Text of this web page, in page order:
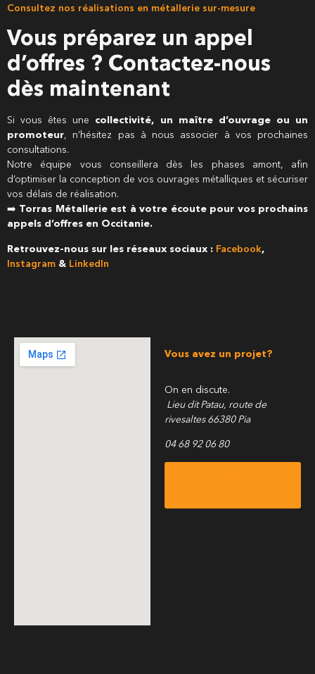
Consultez nos réalisations en métallerie sur-mesure
Vous préparez un appel
d’offres ? Contactez-nous
dès maintenant
Si vous êtes une collectivité, un maître d’ouvrage ou un
promoteur, n’hésitez pas à nous associer à vos prochaines
consultations.
Notre équipe vous conseillera dès les phases amont, afin
d’optimiser la conception de vos ouvrages métalliques et sécuriser
vos délais de réalisation.
➡️ Torras Métallerie est à votre écoute pour vos prochains
appels d’offres en Occitanie.
Retrouvez-nous sur les réseaux sociaux : Facebook,
Instagram & LinkedIn
Vous avez un projet?
On en discute.
Lieu dit Patau, route de
rivesaltes 66380 Pia
04 68 92 06 80